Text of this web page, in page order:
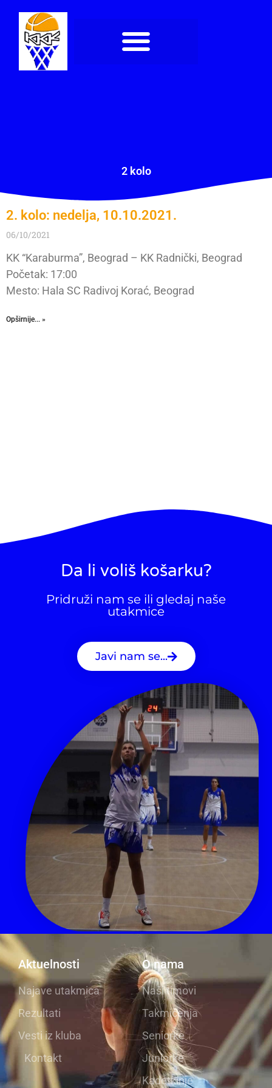
2 kolo
2. kolo: nedelja, 10.10.2021.
06/10/2021
KK “Karaburma”, Beograd – KK Radnički, Beograd
Početak: 17:00
Mesto: Hala SC Radivoj Korać, Beograd
Opširnije... »
Da li voliš košarku?
Pridruži nam se ili gledaj naše
utakmice
Javi nam se...
Aktuelnosti
Najave utakmica
Rezultati
Vesti iz kluba
Kontakt
O nama
Naši timovi
Takmičenja
Seniorke
Juniorke
Kadetkinje